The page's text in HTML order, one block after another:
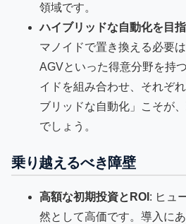
領域です。
ハイブリッドな自動化を目
マノイドで置き換える必要
AGVといった得意分野を持
イドを組み合わせ、それぞ
ブリッドな自動化」こそが
でしょう。
乗り越えるべき障壁
高額な初期投資とROI : ヒュ
然として高価です。導入に